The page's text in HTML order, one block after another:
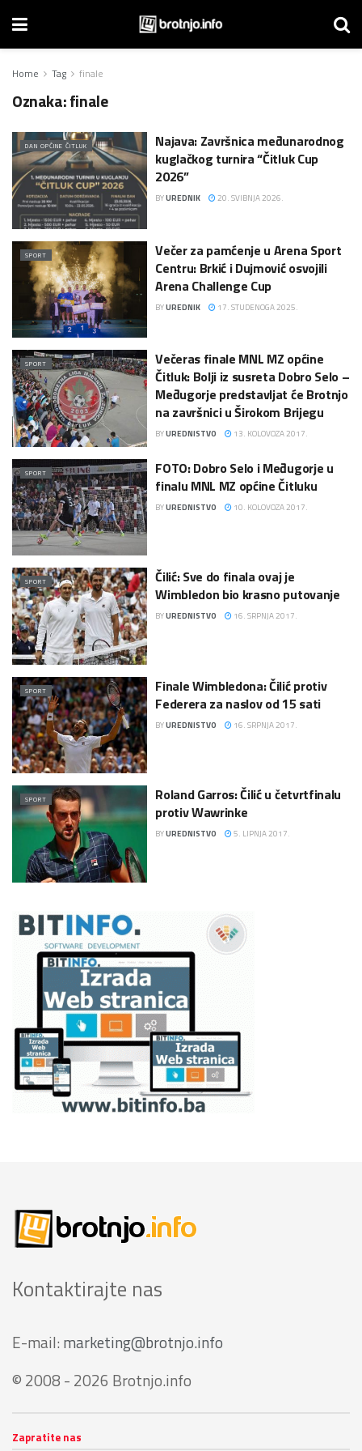
Home Tag finale
Oznaka:finale
DAN OPĆINE ČITLUK
Najava: Završnica međunarodnog
kuglačkog turnira “Čitluk Cup
2026”
BYUREDNIK 20. SVIBNJA 2026.
SPORT
Večer za pamćenje u Arena Sport
Centru: Brkić i Dujmović osvojili
Arena Challenge Cup
BYUREDNIK 17. STUDENOGA 2025.
SPORT
Večeras finale MNL MZ općine
Čitluk: Bolji iz susreta Dobro Selo –
Međugorje predstavljat će Brotnjo
na završnici u Širokom Brijegu
BYUREDNISTVO 13. KOLOVOZA 2017.
SPORT
FOTO: Dobro Selo i Međugorje u
finalu MNL MZ općine Čitluku
BYUREDNISTVO 10. KOLOVOZA 2017.
SPORT
Čilić: Sve do finala ovaj je
Wimbledon bio krasno putovanje
BYUREDNISTVO 16. SRPNJA 2017.
SPORT
Finale Wimbledona: Čilić protiv
Federera za naslov od 15 sati
BYUREDNISTVO 16. SRPNJA 2017.
SPORT
Roland Garros: Čilić u četvrtfinalu
protiv Wawrinke
BYUREDNISTVO 5. LIPNJA 2017.
Kontaktirajte nas
E-mail: marketing@brotnjo.info
© 2008 - 2026 Brotnjo.info
Zapratite nas